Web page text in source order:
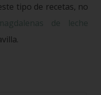
tipo de recetas, no
de leche